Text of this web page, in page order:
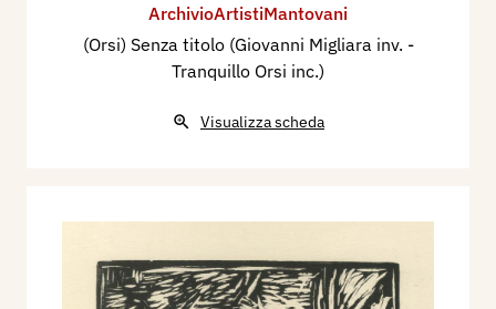
ArchivioArtistiMantovani
(Orsi) Senza titolo (Giovanni Migliara inv. -
Tranquillo Orsi inc.)
Visualizza scheda